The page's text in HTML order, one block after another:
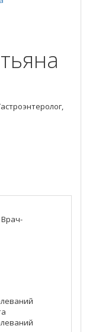
Врач-